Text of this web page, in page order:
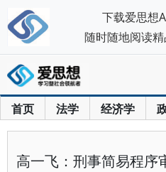
首页 法学 经济学
高一飞：刑事简易程序
下载爱思想
随时随地阅读